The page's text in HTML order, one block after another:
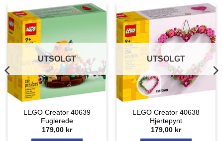
UTSOLGT
LEGO Creator 40639
Fuglerede
179,00 kr
UTSOLGT
LEGO Creator 40638
Hjertepynt
179,00 kr